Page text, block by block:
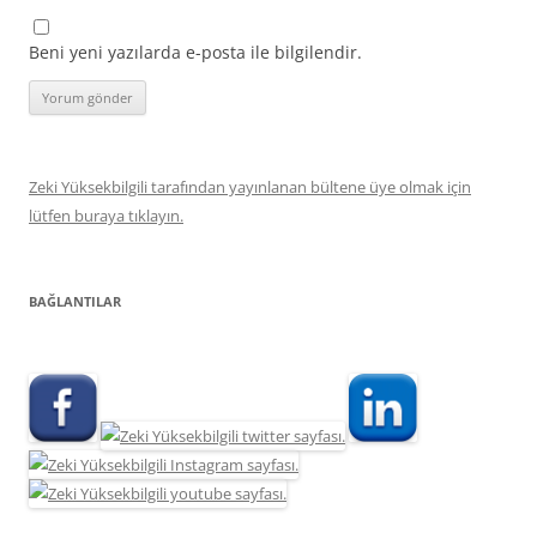
Beni yeni yazılarda e-posta ile bilgilendir.
Zeki Yüksekbilgili tarafından yayınlanan bültene üye olmak için
lütfen buraya tıklayın.
BAĞLANTILAR